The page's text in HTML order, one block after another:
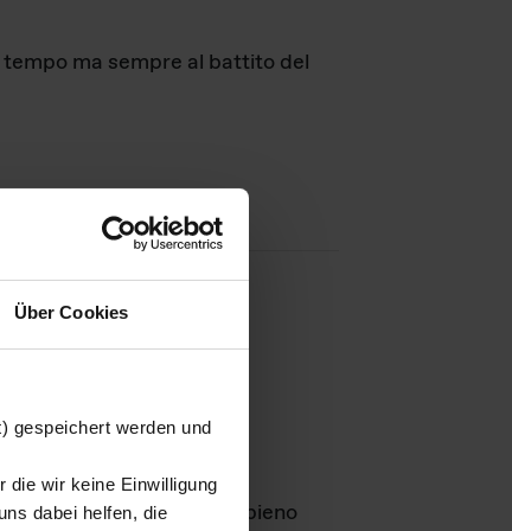
Über Cookies
gespeichert werden und
die wir keine Einwilligung
dabei helfen, die
ma sempre al battito del
GmbH e rimangono in pieno